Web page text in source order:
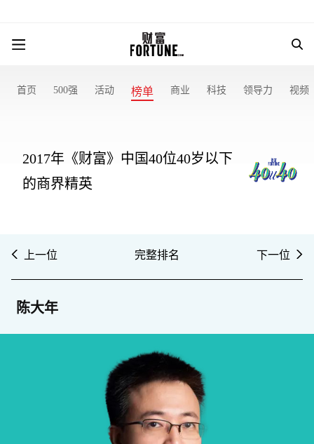
首页 500强 活动 榜单 商业 科技 领导力 视频
2017年《财富》中国40位40岁以下
的商界精英
上一位 完整排名 下一位
陈大年